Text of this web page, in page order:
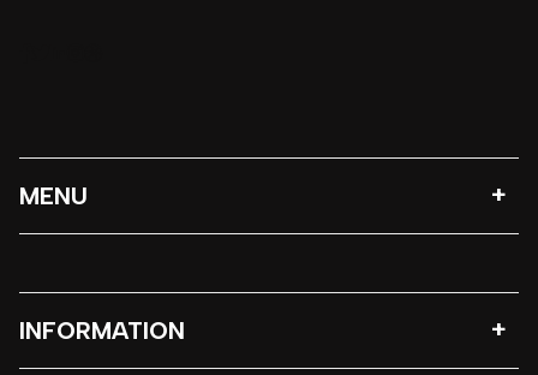
MENU
INFORMATION